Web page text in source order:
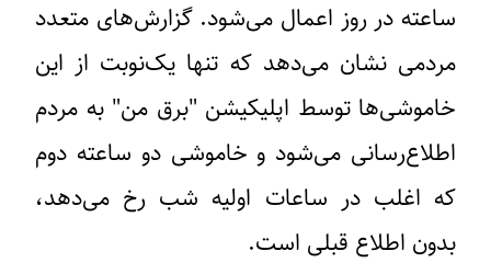
ساعته در روز اعمال می‌شود. گزارش‌های متعدد
مردمی نشان می‌دهد که تنها یک‌نوبت از این
خاموشی‌ها توسط اپلیکیشن "برق من" به مردم
اطلاع‌رسانی می‌شود و خاموشی دو ساعته دوم
که اغلب در ساعات اولیه شب رخ می‌دهد،
بدون اطلاع قبلی است.